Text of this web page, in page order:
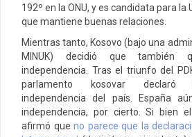
192º en la ONU, y es candidata para la
que mantiene buenas relaciones.
Mientras tanto, Kosovo (bajo una
MINUK) decidió que también
independencia. Tras el triunfo del
parlamento kosovar declaró
independencia del país. España
independencia, por cierto. Si bien
afirmó queno parece que la